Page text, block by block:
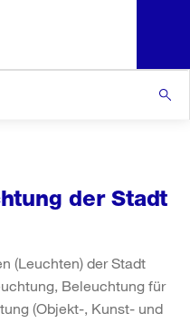
der Stadt
(Leuchten) der Stadt
Beleuchtung für
(Objekt-, Kunst- und